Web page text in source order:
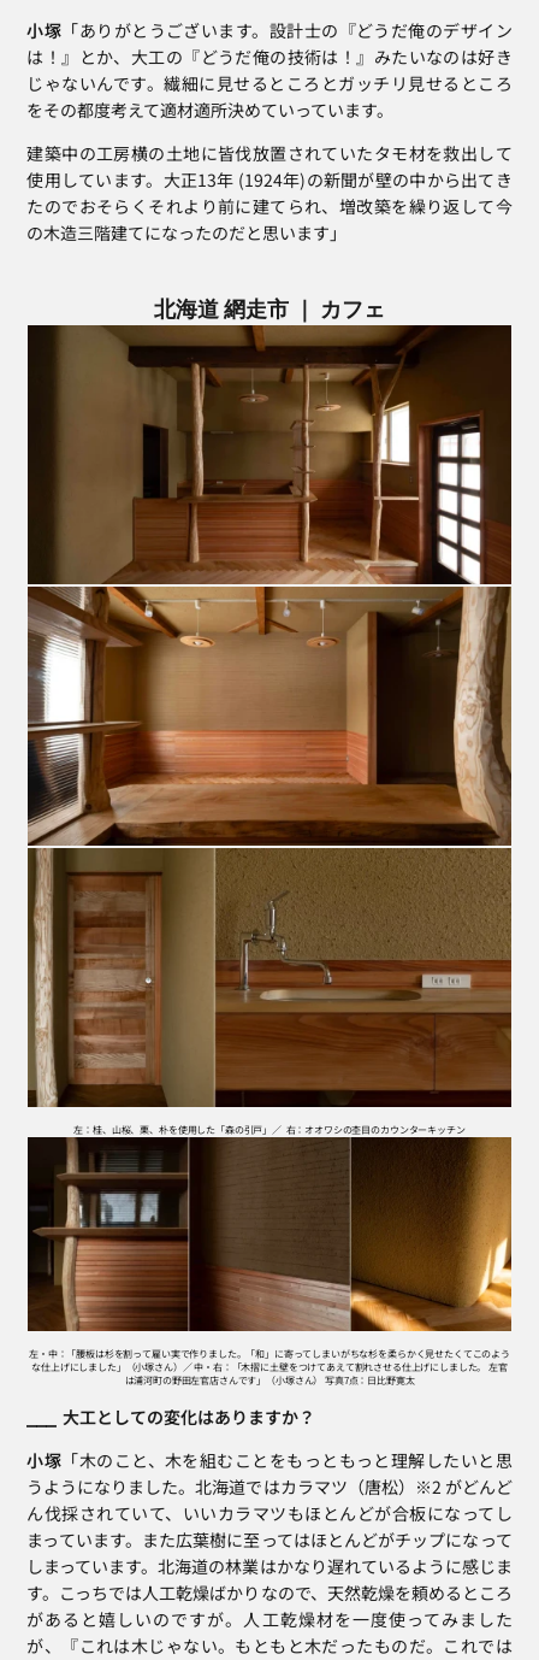
小塚 「ありがとうございます。設計士の『どうだ俺のデザイン
は！』とか、大工の『どうだ俺の技術は！』みたいなのは好き
じゃないんです。繊細に見せるところとガッチリ見せるところ
をその都度考えて適材適所決めていっています。
建築中の工房横の土地に皆伐放置されていたタモ材を救出して
使用しています。大正13年 (1924年)の新聞が壁の中から出てき
たのでおそらくそれより前に建てられ、増改築を繰り返して今
の木造三階建てになったのだと思います」
北海道 網走市 ｜ カフェ
左：桂、山桜、栗、朴を使用した「森の引戸」／  右：オオワシの杢目のカウンターキッチン
左・中：「腰板は杉を割って雇い実で作りました。「和」に寄ってしまいがちな杉を柔らかく見せたくてこのよう
な仕上げにしました」（小塚さん）／ 中・右：「木摺に土壁をつけてあえて割れさせる仕上げにしました。 左官
は浦河町の野田左官店さんです」（小塚さん） 写真7点：日比野寛太
⎯⎯⎯  大工としての変化はありますか？
小塚 「木のこと、木を組むことをもっともっと理解したいと思
うようになりました。北海道ではカラマツ（唐松）※2 がどんど
ん伐採されていて、いいカラマツもほとんどが合板になってし
まっています。また広葉樹に至ってはほとんどがチップになって
しまっています。北海道の林業はかなり遅れているように感じま
す。こっちでは人工乾燥ばかりなので、天然乾燥を頼めるところ
があると嬉しいのですが。人工乾燥材を一度使ってみました
が、『これは木じゃない。もともと木だったものだ。これでは